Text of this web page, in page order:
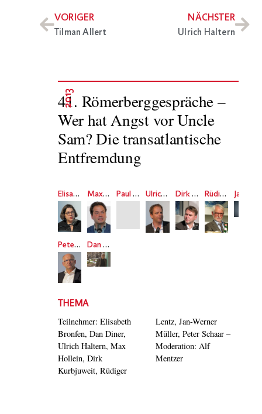
VORIGER
Tilman Allert
NÄCHSTER
Ulrich Haltern
2013
41. Römerberggespräche –
Wer hat Angst vor Uncle
Sam? Die transatlantische
Entfremdung
Elisabeth Bronfen Max Hollein Paul Ingendaay Ulrich Haltern Dirk Kurbjuweit Rüdiger Lentz
Peter Schaar Dan Diner
THEMA
Teilnehmer: Elisabeth
Bronfen, Dan Diner,
Ulrich Haltern, Max
Hollein, Dirk
Kurbjuweit, Rüdiger
Lentz, Jan-Werner
Müller, Peter Schaar –
Moderation: Alf
Mentzer